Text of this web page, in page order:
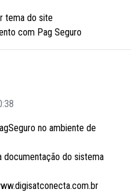
tema do site
com Pag Seguro
no ambiente de
documentação do sistema